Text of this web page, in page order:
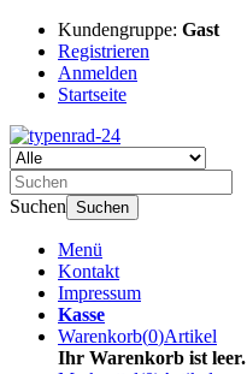
Kundengruppe: Gast
Registrieren
Anmelden
Startseite
Suchen Suchen
Menü
Kontakt
Impressum
Kasse
Warenkorb(0)Artikel
Ihr Warenkorb ist leer.